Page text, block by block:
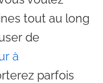
tout au long
de
à
parfois